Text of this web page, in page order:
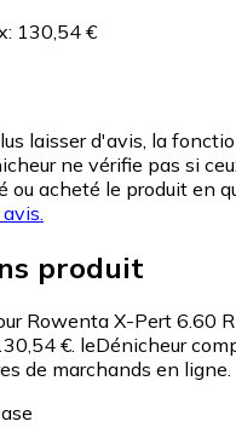
: 130,54 €
laisser d'avis, la
ne vérifie pas si
ou acheté le produit en
produit
Rowenta X-Pert 6.60
€. leDénicheur
de marchands en ligne.